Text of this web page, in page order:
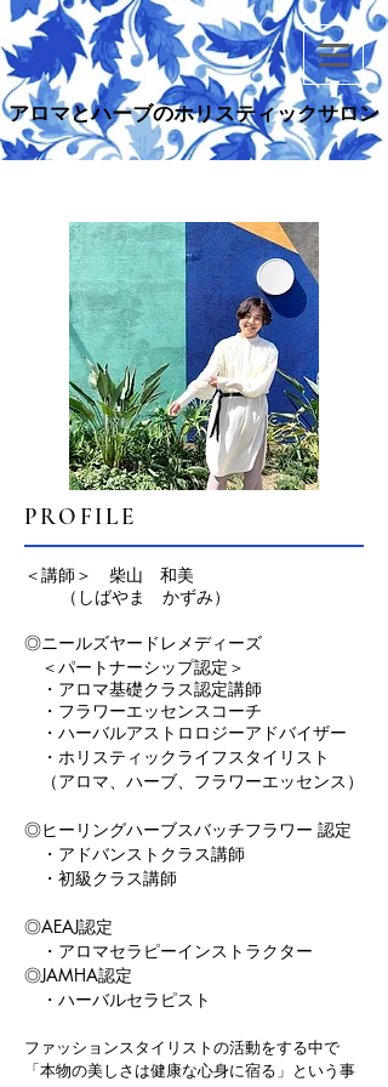
アロマとハーブのホリスティックサロン
アロマとハーブのホリスティックサロン
PROFILE
＜講師＞ 柴山 和美
（しばやま かずみ）
◎ニールズヤードレメディーズ
＜パートナーシップ認定＞
・アロマ基礎クラス認定講師
・フラワーエッセンスコーチ
・ハーバルアストロロジーアドバイザー
・ホリスティックライフスタイリスト
（アロマ、ハーブ、フラワーエッセンス）
◎ヒーリングハーブスバッチフラワー 認定
・アドバンストクラス講師
・初級クラス講師
◎AEAJ認定
・ アロマセラピーインストラクター
◎JAMHA認定
・ハーバルセラピスト
ファッションスタイリストの活動をする中で
「本物の美しさは健康な心身に宿る」という事